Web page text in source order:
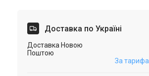
Доставка по Україні
Доставка Новою
Поштою
За